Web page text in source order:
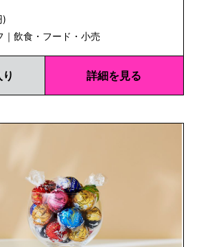
)
｜飲食・フード・小売
詳細を見る